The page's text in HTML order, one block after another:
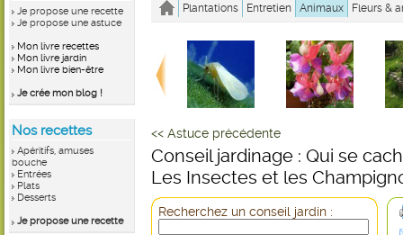
Je propose une recette
Je propose une astuce
Mon livre recettes
Mon livre jardin
Mon livre bien-être
Je crée mon blog !
Nos recettes
Apéritifs, amuses
bouche
Entrées
Plats
Desserts
Je propose une recette
Plantations Entretien Animaux Fleurs &
<< Astuce précédente
Conseil jardinage : Qui se
Les Insectes et les
Recherchez un conseil jardin :